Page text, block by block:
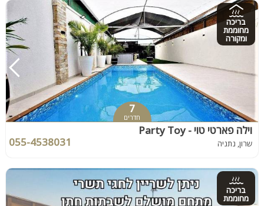
בריכה
מחוממת
ומקורה
7
חדרים
וילה פארטי טוי - Party Toy
שרון, נתניה 055-4538031
בריכה
מחוממת